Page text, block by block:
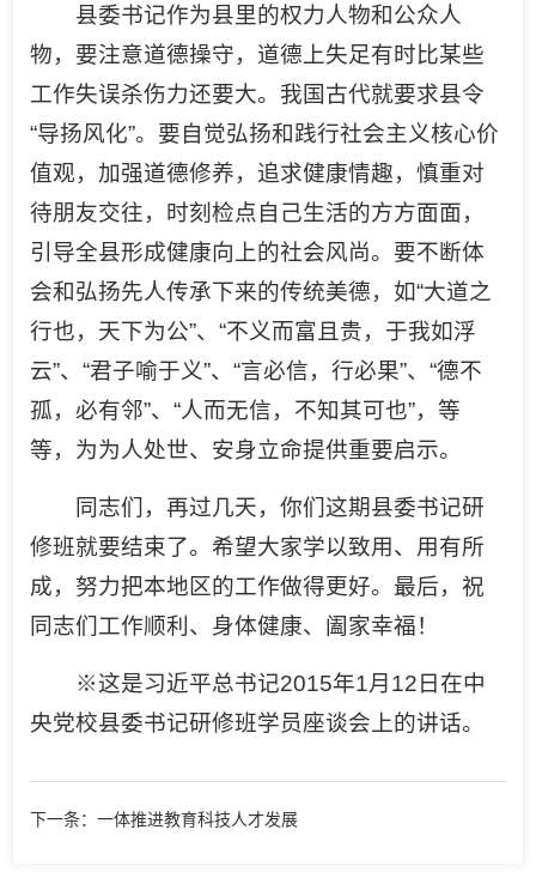
县委书记作为县里的权力人物和公众人
物，要注意道德操守，道德上失足有时比某些
工作失误杀伤力还要大。我国古代就要求县令
“导扬风化”。要自觉弘扬和践行社会主义核心价
值观，加强道德修养，追求健康情趣，慎重对
待朋友交往，时刻检点自己生活的方方面面，
引导全县形成健康向上的社会风尚。要不断体
会和弘扬先人传承下来的传统美德，如“大道之
行也，天下为公”、“不义而富且贵，于我如浮
云”、“君子喻于义”、“言必信，行必果”、“德不
孤，必有邻”、“人而无信，不知其可也”，等
等，为为人处世、安身立命提供重要启示。
同志们，再过几天，你们这期县委书记研
修班就要结束了。希望大家学以致用、用有所
成，努力把本地区的工作做得更好。最后，祝
同志们工作顺利、身体健康、阖家幸福！
※这是习近平总书记2015年1月12日在中
央党校县委书记研修班学员座谈会上的讲话。
下一条：一体推进教育科技人才发展